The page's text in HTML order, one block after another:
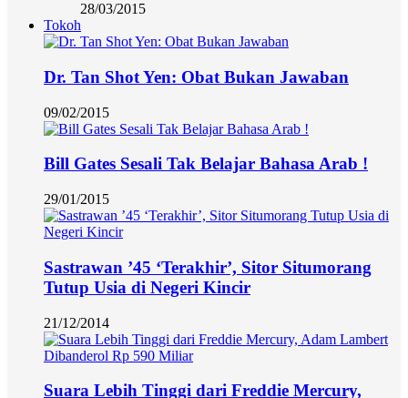
28/03/2015
Tokoh
Dr. Tan Shot Yen: Obat Bukan Jawaban
09/02/2015
Bill Gates Sesali Tak Belajar Bahasa Arab !
29/01/2015
Sastrawan ’45 ‘Terakhir’, Sitor Situmorang
Tutup Usia di Negeri Kincir
21/12/2014
Suara Lebih Tinggi dari Freddie Mercury,